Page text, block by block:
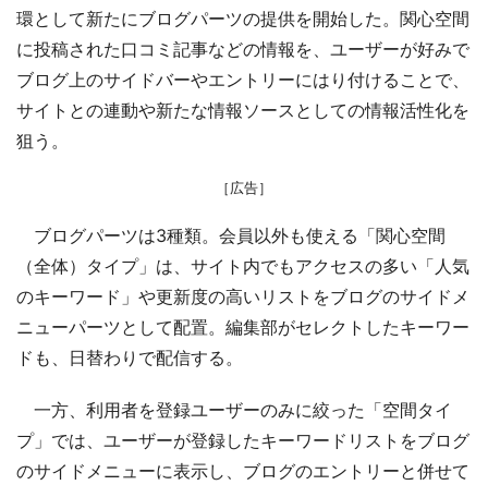
環として新たにブログパーツの提供を開始した。関心空間
に投稿された口コミ記事などの情報を、ユーザーが好みで
ブログ上のサイドバーやエントリーにはり付けることで、
サイトとの連動や新たな情報ソースとしての情報活性化を
狙う。
［広告］
ブログパーツは3種類。会員以外も使える「関心空間
（全体）タイプ」は、サイト内でもアクセスの多い「人気
のキーワード」や更新度の高いリストをブログのサイドメ
ニューパーツとして配置。編集部がセレクトしたキーワー
ドも、日替わりで配信する。
一方、利用者を登録ユーザーのみに絞った「空間タイ
プ」では、ユーザーが登録したキーワードリストをブログ
のサイドメニューに表示し、ブログのエントリーと併せて